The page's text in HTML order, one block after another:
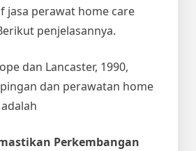
jasa perawat home care
penjelasannya.
dan Lancaster, 1990,
dan perawatan home
Perkembangan